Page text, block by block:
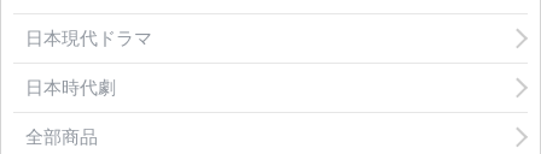
日本現代ドラマ
日本時代劇
全部商品